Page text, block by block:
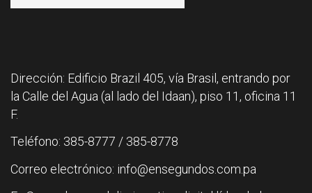
Dirección: Edificio Brazil 405, vía Brasil, entrando por
la Calle del Agua (al lado del Idaan), piso 11, oficina 11
F.
Teléfono: 385-8777 / 385-8778
Correo electrónico: info@ensegundos.com.pa